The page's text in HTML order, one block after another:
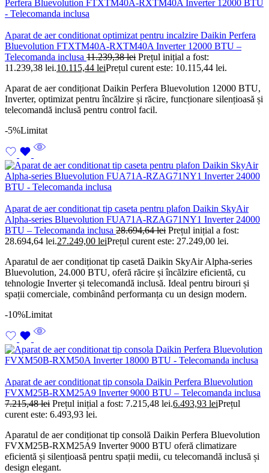
Aparat de aer conditionat optimizat pentru incalzire Daikin Perfera
Bluevolution FTXTM40A-RXTM40A Inverter 12000 BTU –
Telecomanda inclusa 11.239,38lei Prețul inițial a fost:
11.239,38 lei.10.115,44 leiPrețul curent este: 10.115,44 lei.
Aparat de aer condiționat Daikin Perfera Bluevolution 12000 BTU,
Inverter, optimizat pentru încălzire și răcire, funcționare silențioasă și
telecomandă inclusă pentru control facil.
-5%Limitat
Aparat de aer conditionat tip caseta pentru plafon Daikin SkyAir
Alpha-series Bluevolution FUA71A-RZAG71NY1 Inverter 24000
BTU – Telecomanda inclusa 28.694,64lei Prețul inițial a fost:
28.694,64 lei.27.249,00 leiPrețul curent este: 27.249,00 lei.
Aparatul de aer condiționat tip casetă Daikin SkyAir Alpha-series
Bluevolution, 24.000 BTU, oferă răcire și încălzire eficientă, cu
tehnologie Inverter și telecomandă inclusă. Ideal pentru birouri și
spații comerciale, combinând performanța cu un design modern.
-10%Limitat
Aparat de aer conditionat tip consola Daikin Perfera Bluevolution
FVXM25B-RXM25A9 Inverter 9000 BTU – Telecomanda inclusa
7.215,48lei Prețul inițial a fost: 7.215,48 lei.6.493,93 leiPrețul
curent este: 6.493,93 lei.
Aparatul de aer condiționat tip consolă Daikin Perfera Bluevolution
FVXM25B-RXM25A9 Inverter 9000 BTU oferă climatizare
eficientă și silențioasă pentru spații medii, cu telecomandă inclusă și
design elegant.